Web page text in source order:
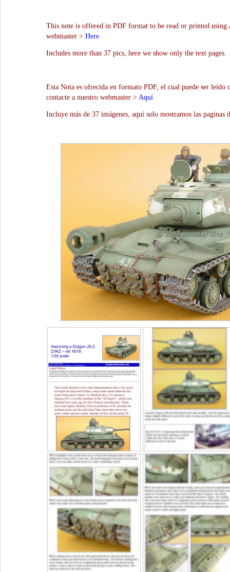
This note is offered in PDF format to be read or printed using
webmaster > Here
Includes more than 37 pics, here we show only the text pages.
Esta Nota es ofrecida en formato PDF, el cual puede ser leído
contacte a nuestro webmaster > Aquí
Incluye más de 37 imágenes, aquí solo mostramos las paginas